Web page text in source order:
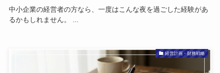
中小企業の経営者の方なら、一度はこんな夜を過ごした経験があ
るかもしれません。 ...
経営計画・財務戦略